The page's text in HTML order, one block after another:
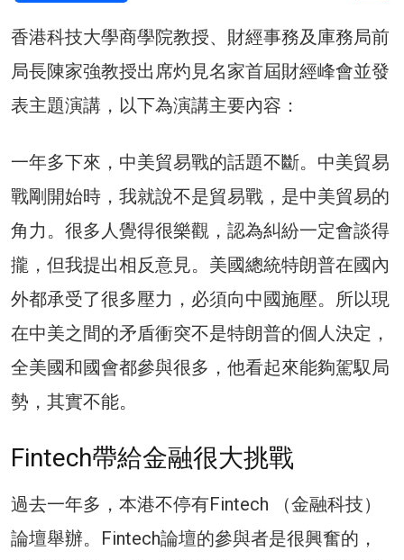
香港科技大學商學院教授、財經事務及庫務局前
局長陳家強教授出席灼見名家首屆財經峰會並發
表主題演講，以下為演講主要內容：
一年多下來，中美貿易戰的話題不斷。中美貿易
戰剛開始時，我就說不是貿易戰，是中美貿易的
角力。很多人覺得很樂觀，認為糾紛一定會談得
攏，但我提出相反意見。美國總統特朗普在國內
外都承受了很多壓力，必須向中國施壓。所以現
在中美之間的矛盾衝突不是特朗普的個人決定，
全美國和國會都參與很多，他看起來能夠駕馭局
勢，其實不能。
Fintech帶給金融很大挑戰
過去一年多，本港不停有Fintech （金融科技）
論壇舉辦。Fintech論壇的參與者是很興奮的，